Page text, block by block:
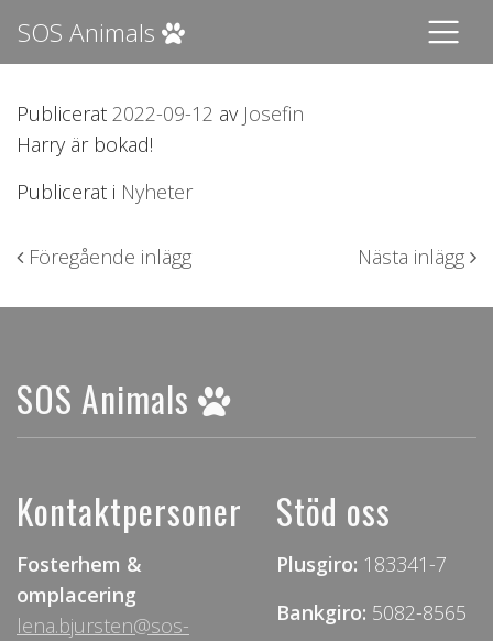
SOS Animals
Publicerat 2022-09-12 av Josefin
Harry är bokad!
Publicerat i Nyheter
Inläggsnavigering
Föregående inlägg Nästa inlägg
SOS Animals
Kontaktpersoner
Fosterhem &
omplacering
lena.bjursten@sos-
Stöd oss
Plusgiro: 183341-7
Bankgiro: 5082-8565